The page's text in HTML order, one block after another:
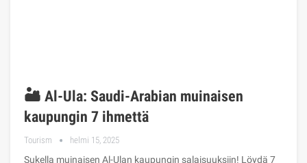
🏜️ Al-Ula: Saudi-Arabian muinaisen
kaupungin 7 ihmettä
Tourism helmi 15, 2025
Sukella muinaisen Al-Ulan kaupungin salaisuuksiin! Löydä 7